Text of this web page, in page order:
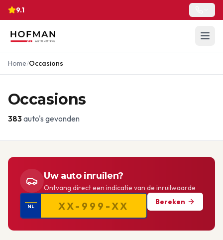
9.1
Home/Occasions
Occasions
383auto's gevonden
Uw auto inruilen?
Ontvang direct een indicatie van de inruilwaarde
NL
Bereken